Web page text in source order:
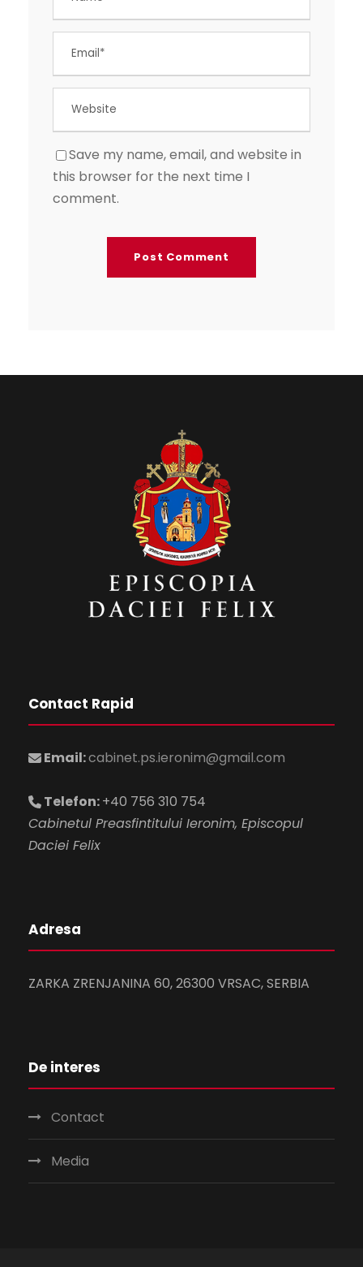
Save my name, email, and website in
this browser for the next time I
comment.
Contact Rapid
Email:cabinet.ps.ieronim@gmail.com
Telefon:+40 756 310 754
Cabinetul Preasfintitului Ieronim, Episcopul
Daciei Felix
Adresa
ZARKA ZRENJANINA 60, 26300 VRSAC, SERBIA
De interes
Contact
Media